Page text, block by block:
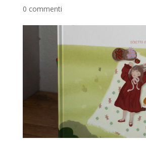
0 commenti